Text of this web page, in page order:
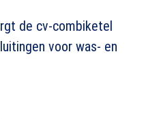
de cv-combiketel
voor was- en